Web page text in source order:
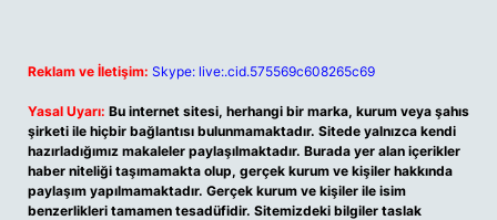
Reklam ve İletişim: Skype: live:.cid.575569c608265c69
Yasal Uyarı: Bu internet sitesi, herhangi bir marka, kurum veya şahıs
şirketi ile hiçbir bağlantısı bulunmamaktadır. Sitede yalnızca kendi
hazırladığımız makaleler paylaşılmaktadır. Burada yer alan içerikler
haber niteliği taşımamakta olup, gerçek kurum ve kişiler hakkında
paylaşım yapılmamaktadır. Gerçek kurum ve kişiler ile isim
benzerlikleri tamamen tesadüfidir. Sitemizdeki bilgiler taslak